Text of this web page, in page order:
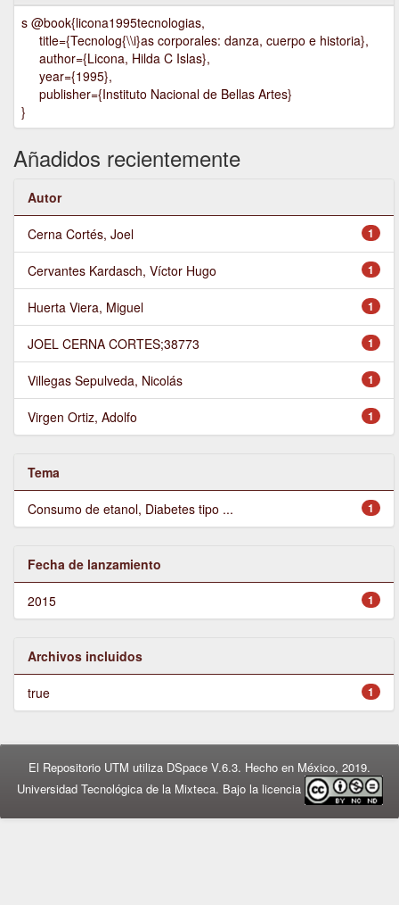
s @book{licona1995tecnologias,
title={Tecnolog{\\i}as corporales: danza, cuerpo e historia},
author={Licona, Hilda C Islas},
year={1995},
publisher={Instituto Nacional de Bellas Artes}
}
Añadidos recientemente
Autor
1
Cerna Cortés, Joel
1
Cervantes Kardasch, Víctor Hugo
1
Huerta Viera, Miguel
1
JOEL CERNA CORTES;38773
1
Villegas Sepulveda, Nicolás
1
Virgen Ortiz, Adolfo
Tema
1
Consumo de etanol, Diabetes tipo ...
Fecha de lanzamiento
1
2015
Archivos incluidos
1
true
El Repositorio UTM utiliza DSpace V.6.3. Hecho en México, 2019.
Universidad Tecnológica de la Mixteca. Bajo la licencia